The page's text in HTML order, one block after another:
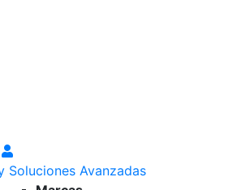
Soluciones Avanzadas